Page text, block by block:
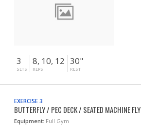
3
SETS
8, 10, 12
REPS
30"
REST
EXERCISE 3
BUTTERFLY / PEC DECK / SEATED MACHINE FLY
Equipment: Full Gym